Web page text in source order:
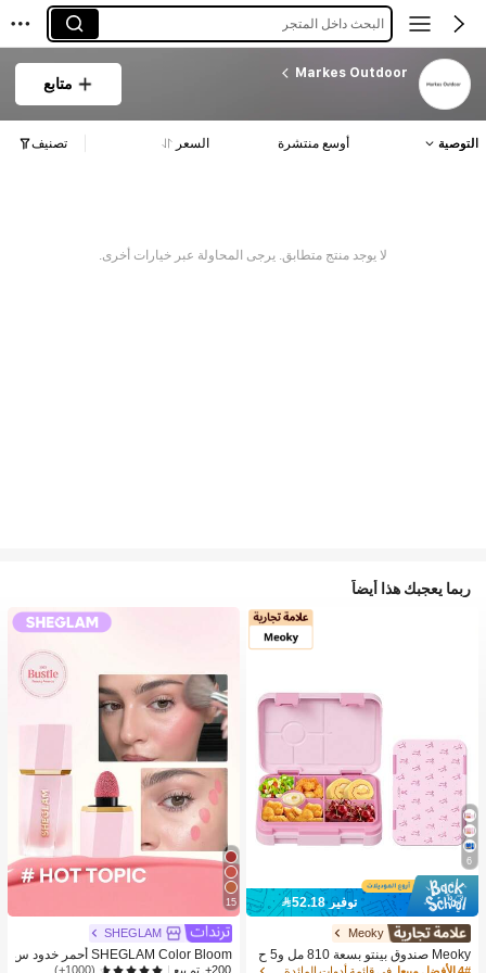
البحث داخل المتجر
Markes Outdoor
متابع
التوصية أوسع منتشرة السعر تصنيف
لا يوجد منتج متطابق. يرجى المحاولة عبر خيارات أخرى.
ربما يعجبك هذا أيضاً
6
توفير 52.18
Meoky
Meoky صندوق بينتو بسعة 810 مل و5 ح
جرات، صندوق غداء مانع للتسرب، حاوية ت
15
SHEGLAM
SHEGLAM Color Bloom أحمر خدود س
ائل-Hot Topic حمره بلشر ماركة تجميل
(1000+)